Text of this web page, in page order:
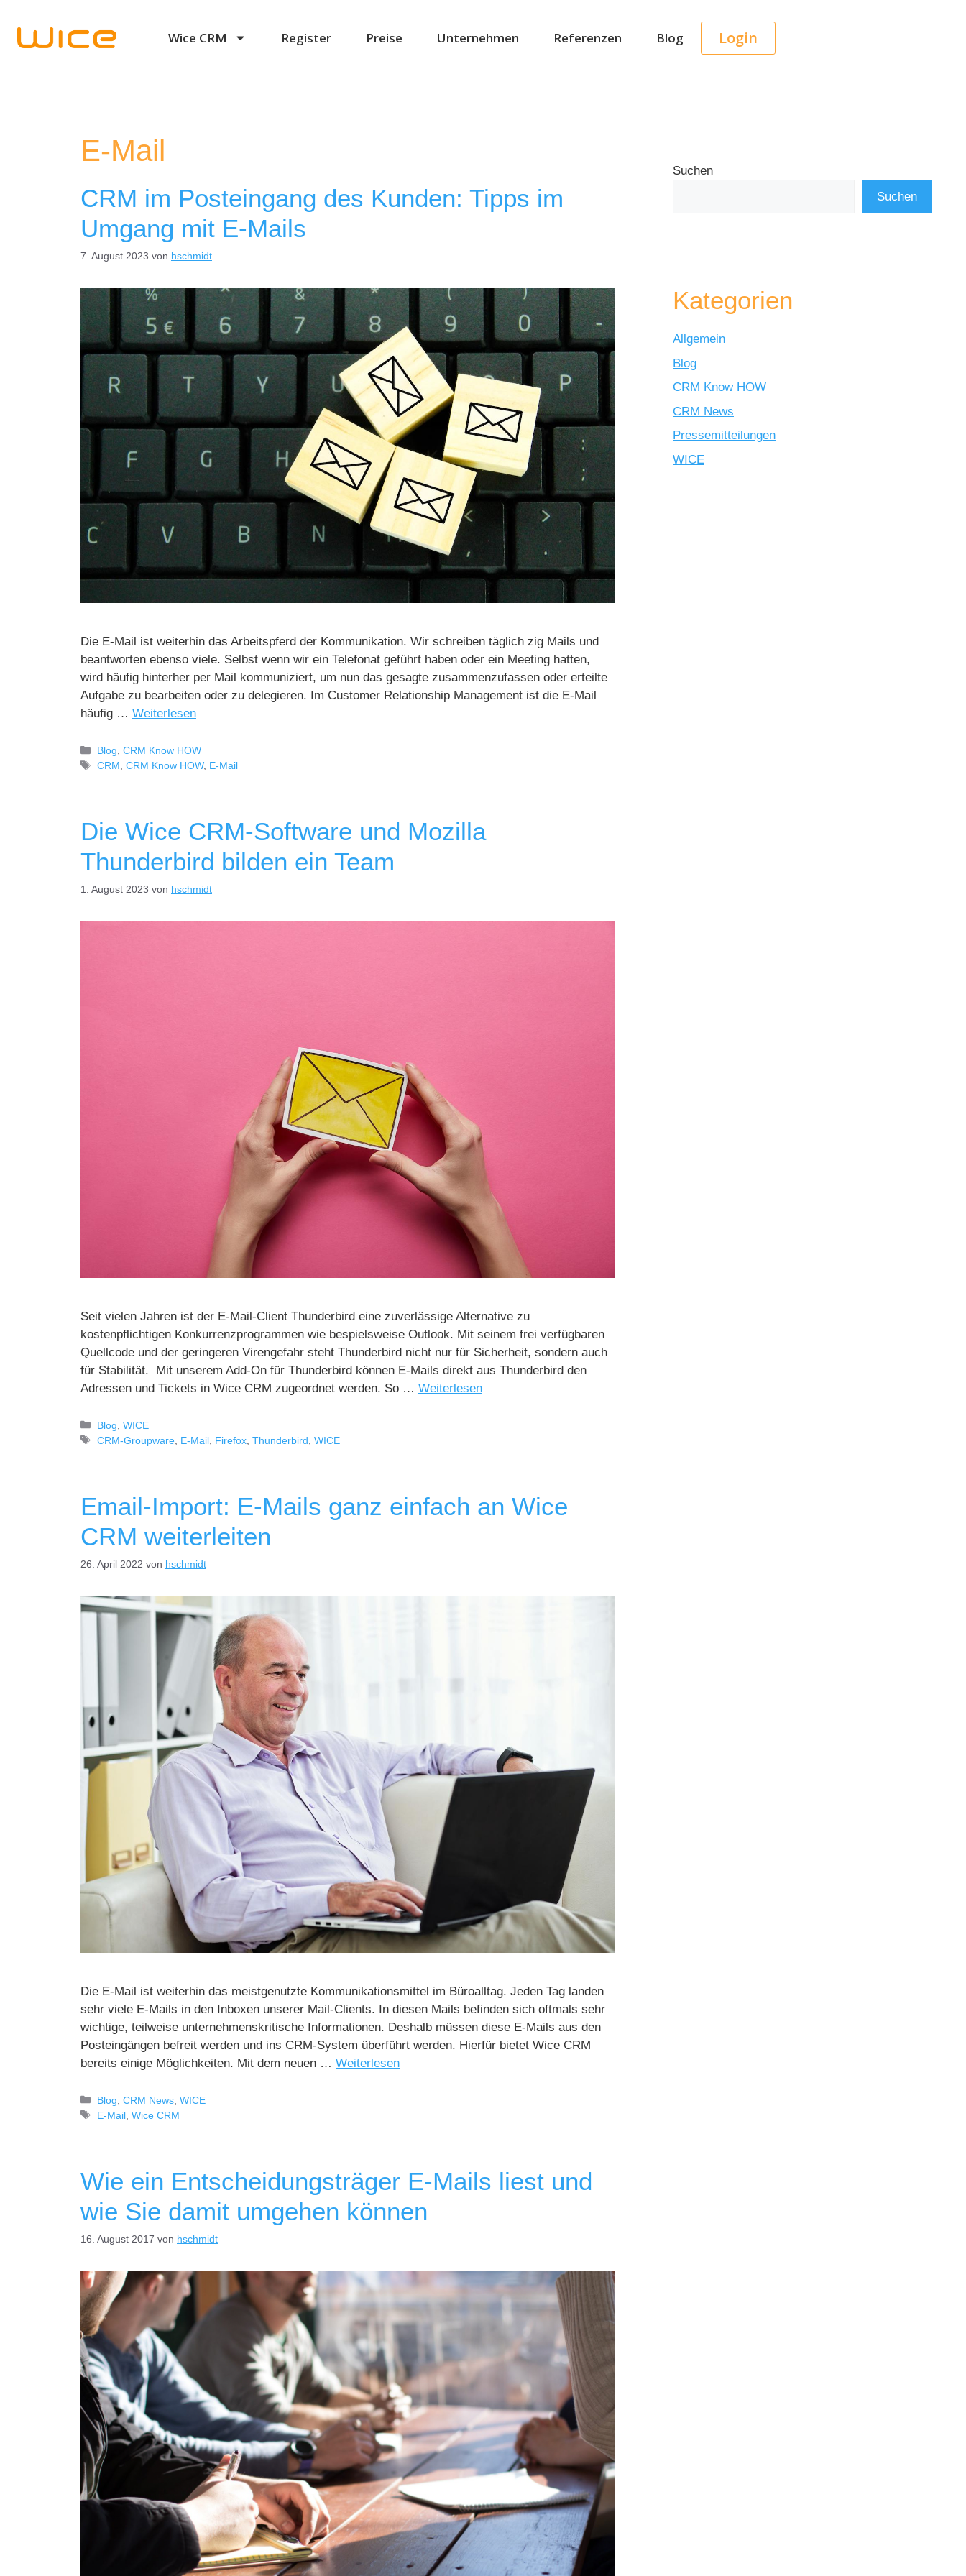
Wice CRM Register Preise Unternehmen Referenzen Blog Login
E-Mail
CRM im Posteingang des Kunden: Tipps im
Umgang mit E-Mails
7. August 2023 von hschmidt
Die E-Mail ist weiterhin das Arbeitspferd der Kommunikation. Wir schreiben täglich zig Mails und
beantworten ebenso viele. Selbst wenn wir ein Telefonat geführt haben oder ein Meeting hatten,
wird häufig hinterher per Mail kommuniziert, um nun das gesagte zusammenzufassen oder erteilte
Aufgabe zu bearbeiten oder zu delegieren. Im Customer Relationship Management ist die E-Mail
häufig … Weiterlesen
Blog ,CRM Know HOW
CRM ,CRM Know HOW, E-Mail
Die Wice CRM-Software und Mozilla
Thunderbird bilden ein Team
1. August 2023 von hschmidt
Seit vielen Jahren ist der E-Mail-Client Thunderbird eine zuverlässige Alternative zu
kostenpflichtigen Konkurrenzprogrammen wie bespielsweise Outlook. Mit seinem frei verfügbaren
Quellcode und der geringeren Virengefahr steht Thunderbird nicht nur für Sicherheit, sondern auch
für Stabilität. Mit unserem Add-On für Thunderbird können E-Mails direkt aus Thunderbird den
Adressen und Tickets in Wice CRM zugeordnet werden. So … Weiterlesen
Blog ,WICE
CRM-Groupware E-Mail Firefox ,Thunderbird ,WICE
Email-Import: E-Mails ganz einfach an Wice
CRM weiterleiten
26. April 2022 von hschmidt
Die E-Mail ist weiterhin das meistgenutzte Kommunikationsmittel im Büroalltag. Jeden Tag landen
sehr viele E-Mails in den Inboxen unserer Mail-Clients. In diesen Mails befinden sich oftmals sehr
wichtige, teilweise unternehmenskritische Informationen. Deshalb müssen diese E-Mails aus den
Posteingängen befreit werden und ins CRM-System überführt werden. Hierfür bietet Wice CRM
bereits einige Möglichkeiten. Mit dem neuen … Weiterlesen
Blog ,CRM News ,WICE
E-Mail ,Wice CRM
Wie ein Entscheidungsträger E-Mails liest und
wie Sie damit umgehen können
16. August 2017 von hschmidt
Suchen
Suchen
Kategorien
Allgemein
Blog
CRM Know HOW
CRM News
Pressemitteilungen
WICE